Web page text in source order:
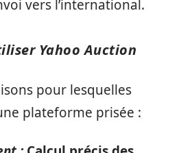
vers l’international.
Yahoo Auction
pour lesquelles
plateforme prisée :